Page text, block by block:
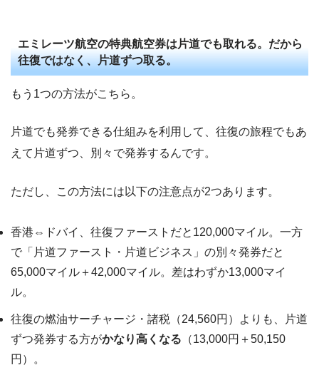
エミレーツ航空の特典航空券は片道でも取れる。だから
往復ではなく、片道ずつ取る。
もう1つの方法がこちら。
片道でも発券できる仕組みを利用して、往復の旅程でもあ
えて片道ずつ、別々で発券するんです。
ただし、この方法には以下の注意点が2つあります。
香港⇔ドバイ、往復ファーストだと120,000マイル。一方
で「片道ファースト・片道ビジネス」の別々発券だと
65,000マイル＋42,000マイル。差はわずか13,000マイ
ル。
往復の燃油サーチャージ・諸税（24,560円）よりも、片道
ずつ発券する方がかなり高くなる （13,000円＋50,150
円）。